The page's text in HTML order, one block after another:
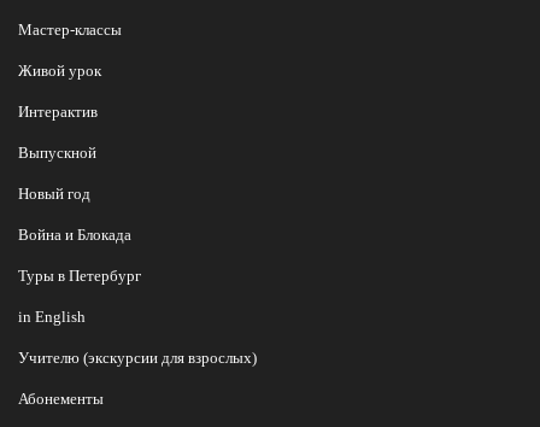
Мастер-классы
Живой урок
Интерактив
Выпускной
Новый год
Война и Блокада
Туры в Петербург
in English
Учителю (экскурсии для взрослых)
Абонементы